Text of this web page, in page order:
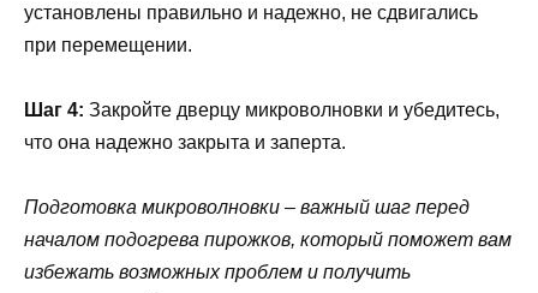
установлены правильно и надежно, не сдвигались
при перемещении.
Шаг 4: Закройте дверцу микроволновки и убедитесь,
что она надежно закрыта и заперта.
Подготовка микроволновки – важный шаг перед
началом подогрева пирожков, который поможет вам
избежать возможных проблем и получить